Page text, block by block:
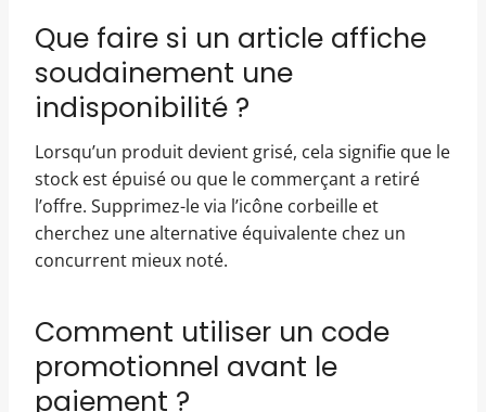
Que faire si un article affiche
soudainement une
indisponibilité ?
Lorsqu’un produit devient grisé, cela signifie que le
stock est épuisé ou que le commerçant a retiré
l’offre. Supprimez-le via l’icône corbeille et
cherchez une alternative équivalente chez un
concurrent mieux noté.
Comment utiliser un code
promotionnel avant le
paiement ?